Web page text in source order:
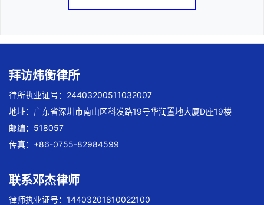
拜访炜衡律所
律所执业证号：24403200511032007
地址：广东省深圳市南山区科发路19号华润置地大厦D座19楼
邮编：518057
传真：+86-0755-82984599
联系邓杰律师
律师执业证号：14403201810022100